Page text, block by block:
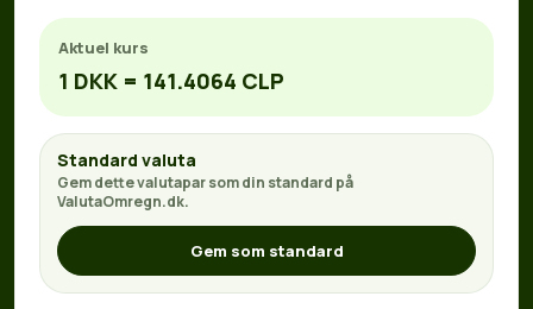
Aktuel kurs
1 DKK = 141.4064 CLP
Standard valuta
Gem dette valutapar som din standard på
ValutaOmregn.dk.
Gem som standard